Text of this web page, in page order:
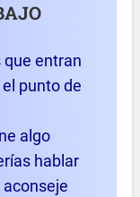
que entran
punto de
algo
hablar